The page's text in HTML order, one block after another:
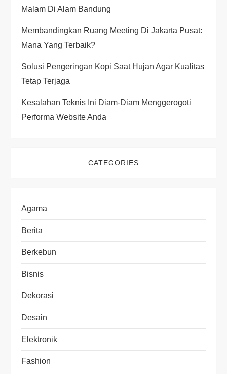
i
o
n
Malam Di Alam Bandung
Membandingkan Ruang Meeting Di Jakarta Pusat:
Mana Yang Terbaik?
Solusi Pengeringan Kopi Saat Hujan Agar Kualitas
Tetap Terjaga
Kesalahan Teknis Ini Diam-Diam Menggerogoti
Performa Website Anda
CATEGORIES
Agama
Berita
Berkebun
Bisnis
Dekorasi
Desain
Elektronik
Fashion